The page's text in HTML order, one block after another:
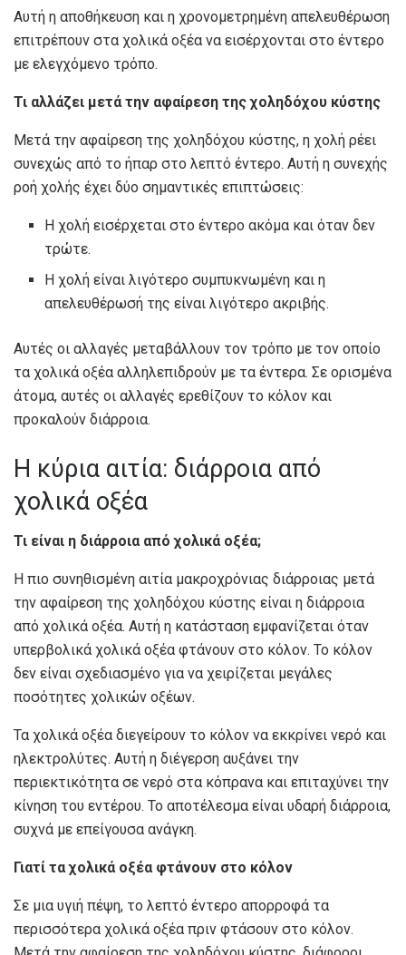
Αυτή η αποθήκευση και η χρονομετρημένη απελευθέρωση
επιτρέπουν στα χολικά οξέα να εισέρχονται στο έντερο
με ελεγχόμενο τρόπο.
Τι αλλάζει μετά την αφαίρεση της χοληδόχου κύστης
Μετά την αφαίρεση της χοληδόχου κύστης, η χολή ρέει
συνεχώς από το ήπαρ στο λεπτό έντερο. Αυτή η συνεχής
ροή χολής έχει δύο σημαντικές επιπτώσεις:
Η χολή εισέρχεται στο έντερο ακόμα και όταν δεν
τρώτε.
Η χολή είναι λιγότερο συμπυκνωμένη και η
απελευθέρωσή της είναι λιγότερο ακριβής.
Αυτές οι αλλαγές μεταβάλλουν τον τρόπο με τον οποίο
τα χολικά οξέα αλληλεπιδρούν με τα έντερα. Σε ορισμένα
άτομα, αυτές οι αλλαγές ερεθίζουν το κόλον και
προκαλούν διάρροια.
Η κύρια αιτία: διάρροια από
χολικά οξέα
Τι είναι η διάρροια από χολικά οξέα;
Η πιο συνηθισμένη αιτία μακροχρόνιας διάρροιας μετά
την αφαίρεση της χοληδόχου κύστης είναι η διάρροια
από χολικά οξέα. Αυτή η κατάσταση εμφανίζεται όταν
υπερβολικά χολικά οξέα φτάνουν στο κόλον. Το κόλον
δεν είναι σχεδιασμένο για να χειρίζεται μεγάλες
ποσότητες χολικών οξέων.
Τα χολικά οξέα διεγείρουν το κόλον να εκκρίνει νερό και
ηλεκτρολύτες. Αυτή η διέγερση αυξάνει την
περιεκτικότητα σε νερό στα κόπρανα και επιταχύνει την
κίνηση του εντέρου. Το αποτέλεσμα είναι υδαρή διάρροια,
συχνά με επείγουσα ανάγκη.
Γιατί τα χολικά οξέα φτάνουν στο κόλον
Σε μια υγιή πέψη, το λεπτό έντερο απορροφά τα
περισσότερα χολικά οξέα πριν φτάσουν στο κόλον.